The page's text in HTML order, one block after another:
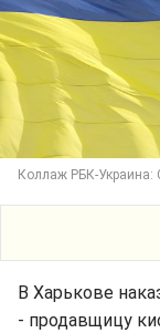
Коллаж РБК-Украина:
В Харькове
- продавщицу